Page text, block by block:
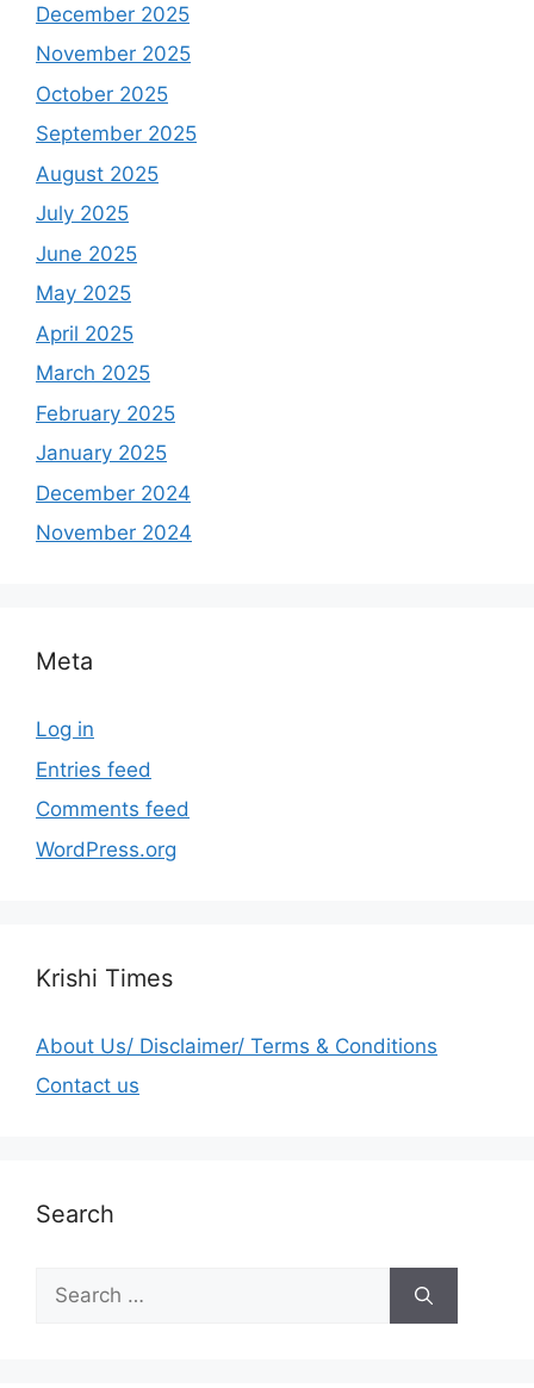
December 2025
November 2025
October 2025
September 2025
August 2025
July 2025
June 2025
May 2025
April 2025
March 2025
February 2025
January 2025
December 2024
November 2024
Meta
Log in
Entries feed
Comments feed
WordPress.org
Krishi Times
About Us/ Disclaimer/ Terms & Conditions
Contact us
Search